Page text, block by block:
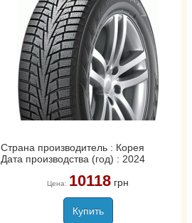
Страна производитель : Корея
Дата производства (год) : 2024
Цена: 10118грн
Купить